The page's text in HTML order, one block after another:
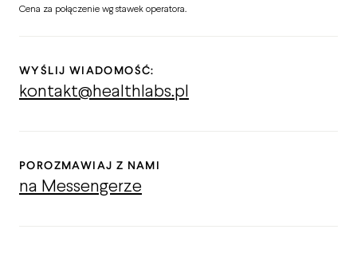
Cena za połączenie wg stawek operatora.
WYŚLIJ WIADOMOŚĆ:
kontakt@healthlabs.pl
POROZMAWIAJ Z NAMI
na Messengerze